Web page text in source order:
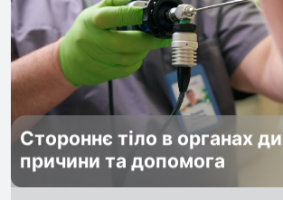
Стороннє тіло в органах
причини та допомога